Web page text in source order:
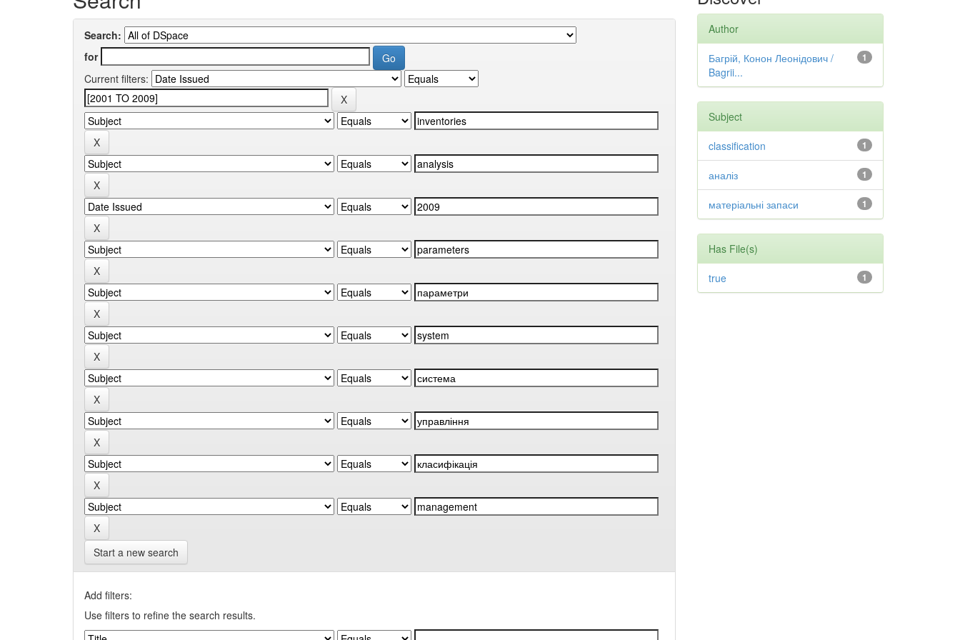
Search:
for
Current filters:
Start a new search
Add filters:
Use filters to refine the search results.
Author
1
Багрій, Конон Леонідович /
Bagrii...
Subject
1
classification
1
аналіз
1
матеріальні запаси
Has File(s)
1
true